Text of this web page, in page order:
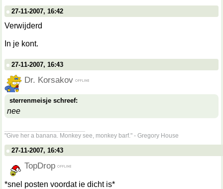
27-11-2007, 16:42
Verwijderd
In je kont.
27-11-2007, 16:43
Dr. Korsakov
sterrenmeisje schreef:
nee
"Give her a banana. Monkey see, monkey barf." - Gregory House
27-11-2007, 16:43
TopDrop
*snel posten voordat ie dicht is*